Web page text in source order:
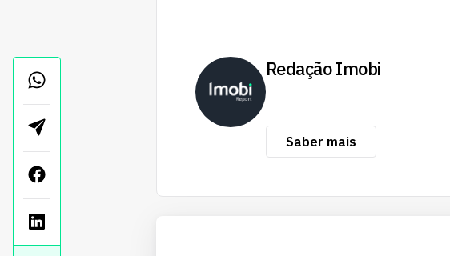
Redação Imobi
Saber mais